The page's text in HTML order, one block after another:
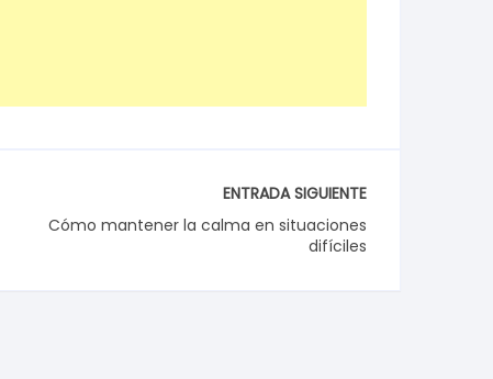
ENTRADA SIGUIENTE
Cómo mantener la calma en situaciones
difíciles